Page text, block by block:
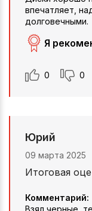
впечатляет,
долговечными.
Я
0 0
Юрий
09 марта 2025
Итоговая
Комментарий:
Взял черные,